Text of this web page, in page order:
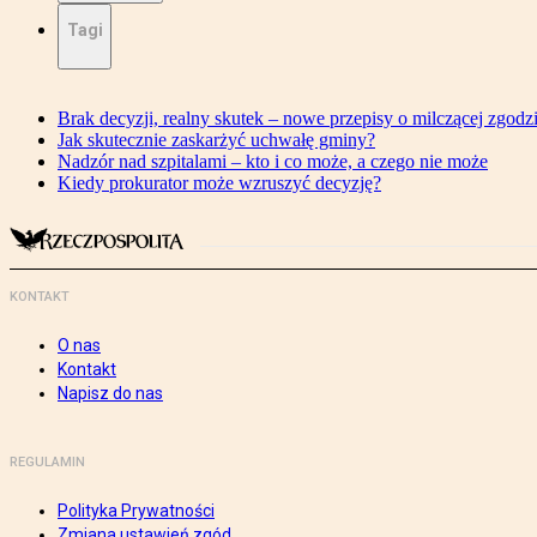
Tagi
Brak decyzji, realny skutek – nowe przepisy o milczącej
Jak skutecznie zaskarżyć uchwałę gminy?
Nadzór nad szpitalami – kto i co może, a czego nie może
Kiedy prokurator może wzruszyć decyzję?
KONTAKT
O nas
Kontakt
Napisz do nas
REGULAMIN
Polityka Prywatności